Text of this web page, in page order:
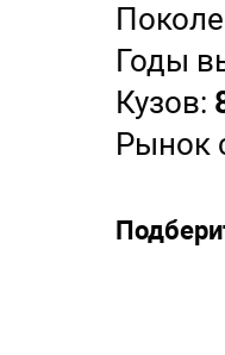
Годы
Кузов:
Рынок